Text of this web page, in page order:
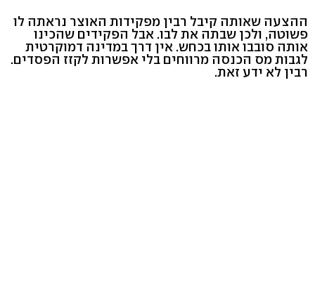
ההצעה שאותה קיבל רבין מפקידות האוצר נראתה לו
פשוטה, ולכן שבתה את לבו. אבל הפקידים שהכינו
אותה סובבו אותו בכחש. אין דרך במדינה דמוקרטית
לגבות מס הכנסה מרווחים בלי אפשרות לקזז הפסדים.
רבין לא ידע זאת.